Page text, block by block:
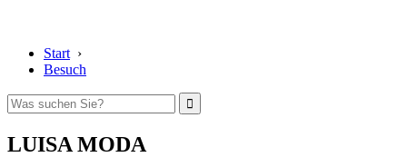
Start ›
Besuch
LUISA MODA